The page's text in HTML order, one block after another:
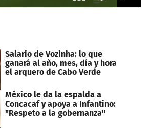
Salario de Vozinha: lo que
ganará al año, mes, día y hora
el arquero de Cabo Verde
México le da la espalda a
Concacaf y apoya a Infantino:
"Respeto a la gobernanza"